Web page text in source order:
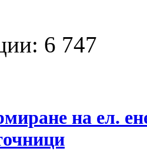
6 747
на ел.